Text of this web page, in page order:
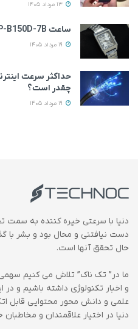
ساعت LTP-B150D-7B کاسیو با طراحی رترو عرضه شد
حداکثر سرعت
چقدر است؟
دنیا با سرعتی خیره کننده به سمت
دست نیافتنی و محال بود و بشر با
حال تحقق آنها است.
ما در” تک ناک” تلاش می کنیم
و اخبار تکنولوژی داشته باشیم و
علمی و دانش محور محتوایی قابل
دنیا در اختیار علاقمندان و